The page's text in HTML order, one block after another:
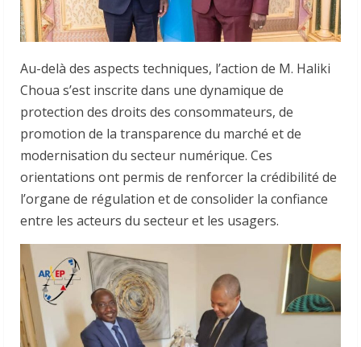
Au-delà des aspects techniques, l’action de M. Haliki
Choua s’est inscrite dans une dynamique de
protection des droits des consommateurs, de
promotion de la transparence du marché et de
modernisation du secteur numérique. Ces
orientations ont permis de renforcer la crédibilité de
l’organe de régulation et de consolider la confiance
entre les acteurs du secteur et les usagers.